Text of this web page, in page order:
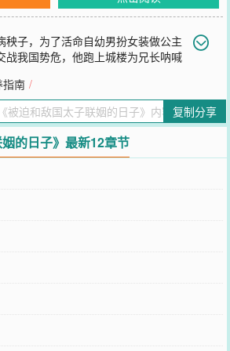
秧子，为了活命自幼男扮女装做公主
战我国势危，他跑上城楼为兄长呐喊
。一纸和亲契约，两国风云涌动。北国太子
便立刻停战。南国皇室人心惶惶，你特么强
取暂时的和平，咸笙只能为国远嫁，借着身
时间。可太子湛
太子联姻的日子》还不错的话请不要忘记向
友推荐哦！
指南 /
复制分享
姻的日子》最新12章节